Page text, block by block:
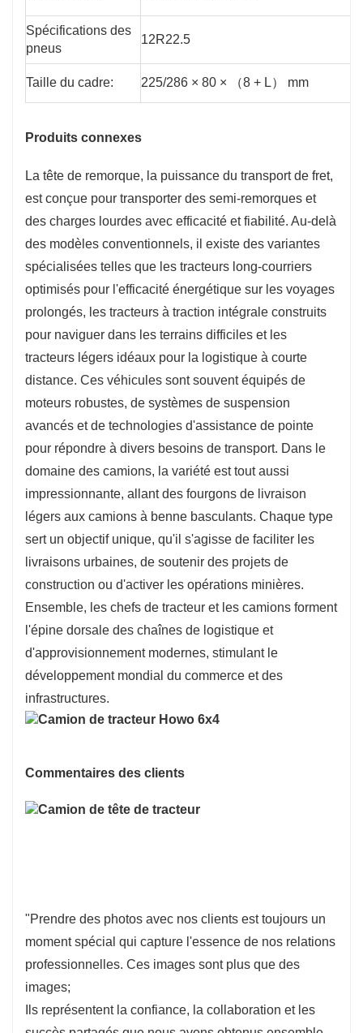
Spécifications des
pneus
12R22.5
Taille du cadre: 225/286 × 80 × （8 + L） mm
Produits connexes
La tête de remorque, la puissance du transport de fret,
est conçue pour transporter des semi-remorques et
des charges lourdes avec efficacité et fiabilité. Au-delà
des modèles conventionnels, il existe des variantes
spécialisées telles que les tracteurs long-courriers
optimisés pour l'efficacité énergétique sur les voyages
prolongés, les tracteurs à traction intégrale construits
pour naviguer dans les terrains difficiles et les
tracteurs légers idéaux pour la logistique à courte
distance. Ces véhicules sont souvent équipés de
moteurs robustes, de systèmes de suspension
avancés et de technologies d'assistance de pointe
pour répondre à divers besoins de transport. Dans le
domaine des camions, la variété est tout aussi
impressionnante, allant des fourgons de livraison
légers aux camions à benne basculants. Chaque type
sert un objectif unique, qu'il s'agisse de faciliter les
livraisons urbaines, de soutenir des projets de
construction ou d'activer les opérations minières.
Ensemble, les chefs de tracteur et les camions forment
l'épine dorsale des chaînes de logistique et
d'approvisionnement modernes, stimulant le
développement mondial du commerce et des
infrastructures.
Commentaires des clients
"Prendre des photos avec nos clients est toujours un
moment spécial qui capture l'essence de nos relations
professionnelles. Ces images sont plus que des
images;
Ils représentent la confiance, la collaboration et les